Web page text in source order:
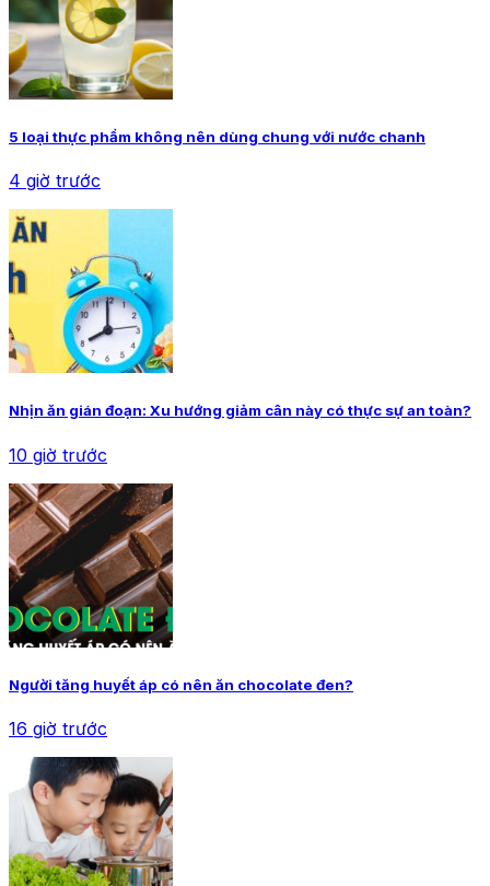
5 loại thực phẩm không nên dùng chung với nước chanh
4 giờ trước
Nhịn ăn gián đoạn: Xu hướng giảm cân này có thực sự an toàn?
10 giờ trước
Người tăng huyết áp có nên ăn chocolate đen?
16 giờ trước